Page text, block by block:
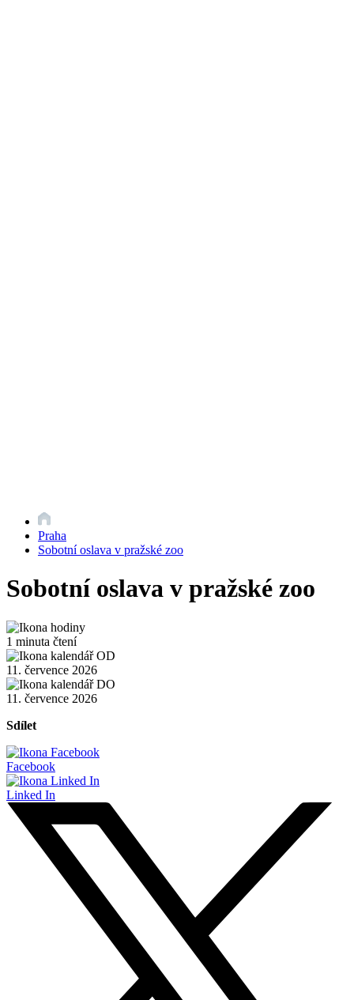
Praha
Sobotní oslava v pražské zoo
Sobotní oslava v pražské zoo
1 minuta čtení
11. července 2026
11. července 2026
Sdílet
Facebook
Linked In